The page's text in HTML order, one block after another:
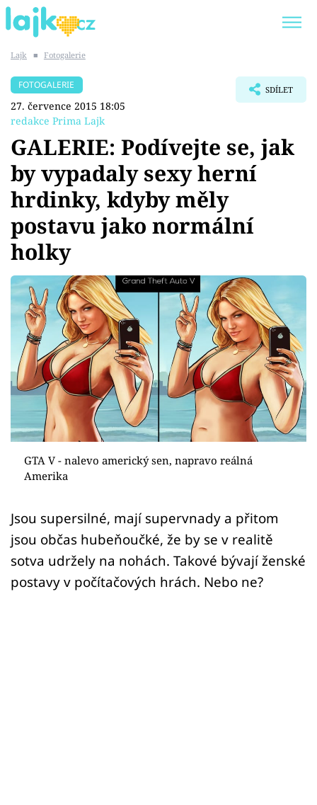
SHOPAHOLICADEL
Témata
Showbyznys
Youtubeři
Virály
Sex a vztahy
Videa
Sledujte prima+
Přihlášení
Sledujte nás
Lajk ■ Fotogalerie
FOTOGALERIE
27. července 2015 18:05
redakce Prima Lajk
SDÍLET
GALERIE: Podívejte se, jak
by vypadaly sexy herní
hrdinky, kdyby měly
postavu jako normální
holky
GTA V - nalevo americký sen, napravo reálná
Amerika
Jsou supersilné, mají supervnady a přitom
jsou občas hubeňoučké, že by se v realitě
sotva udržely na nohách. Takové bývají ženské
postavy v počítačových hrách. Nebo ne?